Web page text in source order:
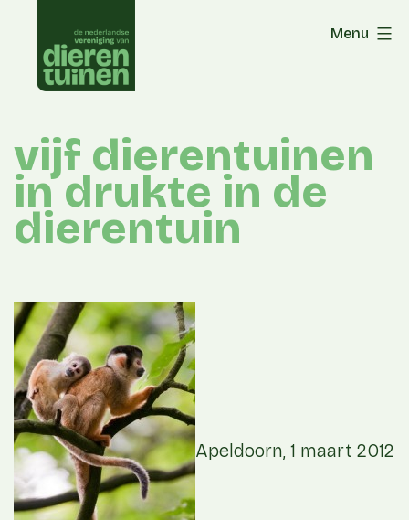
content
Menu
vijf dierentuinen
in drukte in de
dierentuin
Apeldoorn, 1 maart 2012